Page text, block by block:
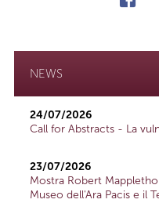
NEWS
24/07/2026
Call for Abstracts - La
23/07/2026
Mostra Robert
Museo dell'Ara Pacis e il